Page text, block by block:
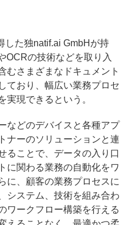
た独natif.ai GmbHが持
OCRの技術などを取り入
むさまざまなドキュメント
ており、幅広い業務プロセ
実現できるという。
などのデバイスと各種アプ
ナーのソリューションと連
ることで、データの入り口
に関わる業務の自動化をワ
に、顧客の業務プロセスに
システム、技術を組み合わ
ワークフロー構築を行える